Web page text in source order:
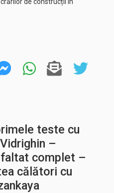
teste cu
–
complet –
călători cu